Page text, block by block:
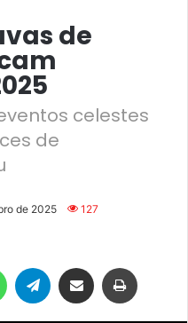
de
celestes
de
de 2025 127